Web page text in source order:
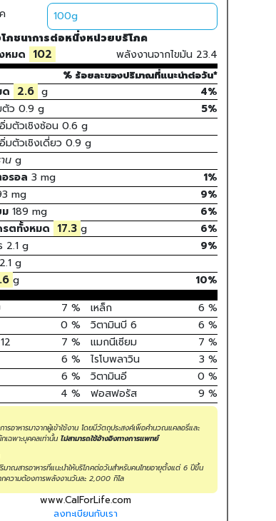
ภชนาการต่อหนึ่งหน่วยบริโภค
หมด 102 พลังงานจากไขมัน 23.4
% ร้อยละของปริมาณที่แนะนำต่อวัน*
ด 2.6 g
4%
ว 0.9 g 5%
มตัวเชิงซ้อน 0.6 g
มตัวเชิงเดี่ยว 0.9 g
น g
รอล 3 mg 1%
mg 9%
ม 189 mg 6%
รตทั้งหมด 17.3 g 6%
2.1 g
9%
2.1 g
g 10%
7 % เหล็ก 6 %
0 % วิตามินบี 6 6 %
7 % แมกนีเซียม 7 %
6 % ไรโบพลาวิน 3 %
6 % วิตามินอี 0 %
4 % ฟอสฟอรัส 9 %
ารอาหารมาจากผู้เข้าใช้งาน โดยมีวัตถุประสงค์เพื่อคำนวณแคลอรี่และ
เฉพาะบุคคลเท่านั้น ไม่สามารถใช้อ้างอิงทางการแพทย์
มาณสารอาหารที่แนะนำให้บริโภคต่อวันสำหรับคนไทยอายุตั้งแต่ 6 ปีขึ้น
กความต้องการพลังงานวันละ 2,000 กิโล
www.CalForLife.com
ลงทะเบียนกับเรา